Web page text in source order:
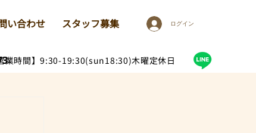
業時間】9:30-19:30(sun18:30)木曜定休日
い合わせ スタッフ募集 ログイン